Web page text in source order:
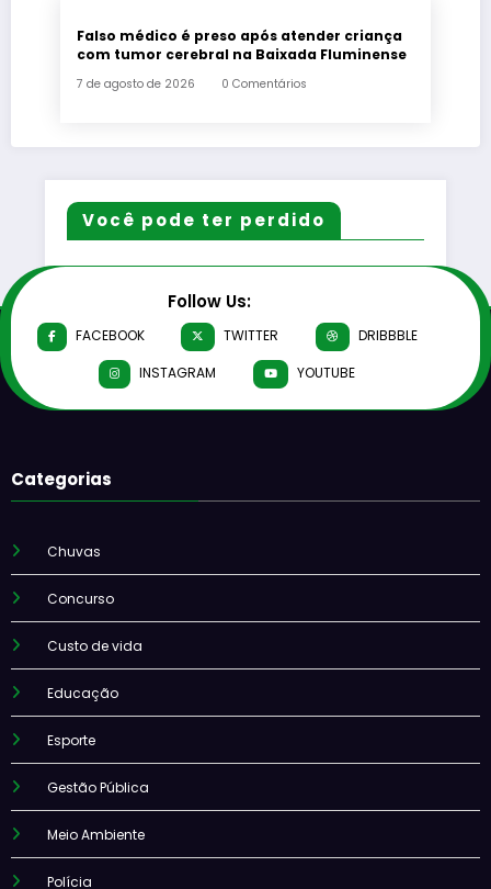
Falso médico é preso após atender criança
com tumor cerebral na Baixada Fluminense
7 de agosto de 2026 0 Comentários
Você pode ter perdido
Follow Us:
FACEBOOK TWITTER
DRIBBBLE
INSTAGRAM
YOUTUBE
Categorias
Chuvas
Concurso
Custo de vida
Educação
Esporte
Gestão Pública
Meio Ambiente
Polícia